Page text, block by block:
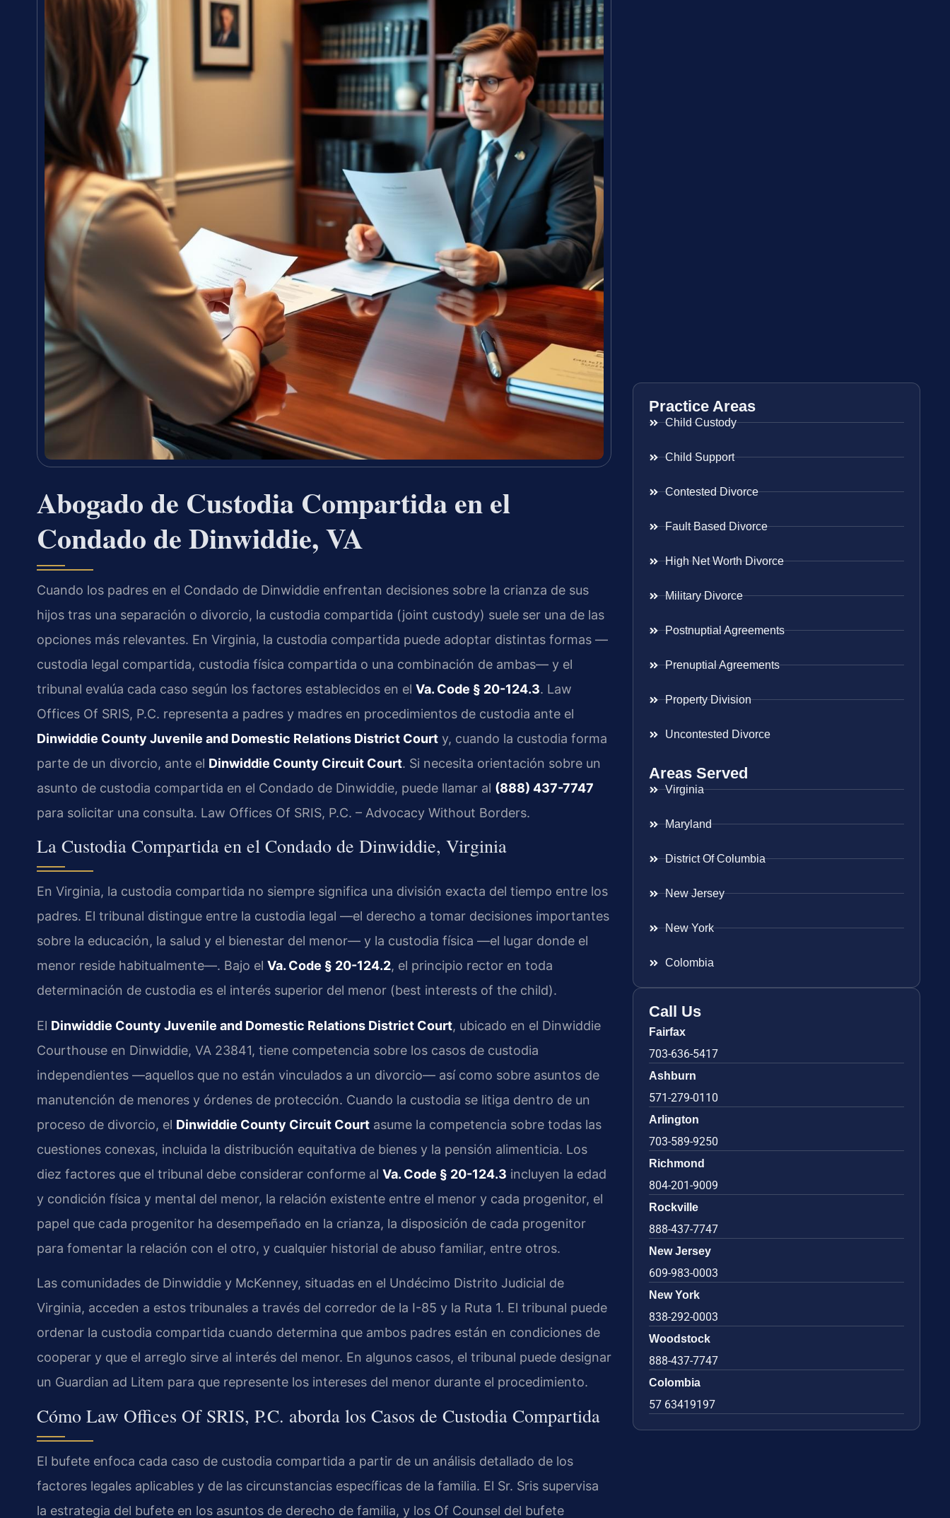
Abogado de Custodia Compartida en el
Condado de Dinwiddie, VA
Cuando los padres en el Condado de Dinwiddie enfrentan decisiones sobre la crianza de sus
hijos tras una separación o divorcio, la custodia compartida (joint custody) suele ser una de las
opciones más relevantes. En Virginia, la custodia compartida puede adoptar distintas formas —
custodia legal compartida, custodia física compartida o una combinación de ambas— y el
tribunal evalúa cada caso según los factores establecidos en el Va. Code § 20-124.3. Law
Offices Of SRIS, P.C. representa a padres y madres en procedimientos de custodia ante el
Dinwiddie County Juvenile and Domestic Relations District Court y, cuando la custodia forma
parte de un divorcio, ante el Dinwiddie County Circuit Court. Si necesita orientación sobre un
asunto de custodia compartida en el Condado de Dinwiddie, puede llamar al (888) 437-7747
para solicitar una consulta. Law Offices Of SRIS, P.C. – Advocacy Without Borders.
La Custodia Compartida en el Condado de Dinwiddie, Virginia
En Virginia, la custodia compartida no siempre significa una división exacta del tiempo entre los
padres. El tribunal distingue entre la custodia legal —el derecho a tomar decisiones importantes
sobre la educación, la salud y el bienestar del menor— y la custodia física —el lugar donde el
menor reside habitualmente—. Bajo el Va. Code § 20-124.2, el principio rector en toda
determinación de custodia es el interés superior del menor (best interests of the child).
El Dinwiddie County Juvenile and Domestic Relations District Court, ubicado en el Dinwiddie
Courthouse en Dinwiddie, VA 23841, tiene competencia sobre los casos de custodia
independientes —aquellos que no están vinculados a un divorcio— así como sobre asuntos de
manutención de menores y órdenes de protección. Cuando la custodia se litiga dentro de un
proceso de divorcio, el Dinwiddie County Circuit Court asume la competencia sobre todas las
cuestiones conexas, incluida la distribución equitativa de bienes y la pensión alimenticia. Los
diez factores que el tribunal debe considerar conforme al Va. Code § 20-124.3 incluyen la edad
y condición física y mental del menor, la relación existente entre el menor y cada progenitor, el
papel que cada progenitor ha desempeñado en la crianza, la disposición de cada progenitor
para fomentar la relación con el otro, y cualquier historial de abuso familiar, entre otros.
Las comunidades de Dinwiddie y McKenney, situadas en el Undécimo Distrito Judicial de
Virginia, acceden a estos tribunales a través del corredor de la I-85 y la Ruta 1. El tribunal puede
ordenar la custodia compartida cuando determina que ambos padres están en condiciones de
cooperar y que el arreglo sirve al interés del menor. En algunos casos, el tribunal puede designar
un Guardian ad Litem para que represente los intereses del menor durante el procedimiento.
Cómo Law Offices Of SRIS, P.C. aborda los Casos de Custodia Compartida
El bufete enfoca cada caso de custodia compartida a partir de un análisis detallado de los
factores legales aplicables y de las circunstancias específicas de la familia. El Sr. Sris supervisa
la estrategia del bufete en los asuntos de derecho de familia, y los Of Counsel del bufete
Practice Areas
Child Custody
Child Support
Contested Divorce
Fault Based Divorce
High Net Worth Divorce
Military Divorce
Postnuptial Agreements
Prenuptial Agreements
Property Division
Uncontested Divorce
Areas Served
Virginia
Maryland
District Of Columbia
New Jersey
New York
Colombia
Call Us
Fairfax
703-636-5417
Ashburn
571-279-0110
Arlington
703-589-9250
Richmond
804-201-9009
Rockville
888-437-7747
New Jersey
609-983-0003
New York
838-292-0003
Woodstock
888-437-7747
Colombia
57 63419197